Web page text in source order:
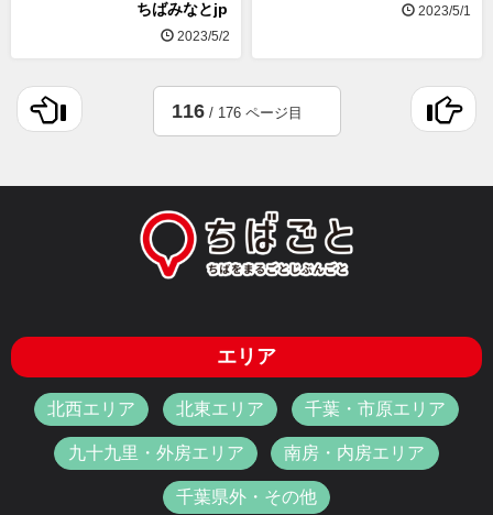
ちばみなとjp
2023/5/2
2023/5/1
116/ 176 ページ目
エリア
北西エリア 北東エリア 千葉・市原エリア
九十九里・外房エリア 南房・内房エリア
千葉県外・その他